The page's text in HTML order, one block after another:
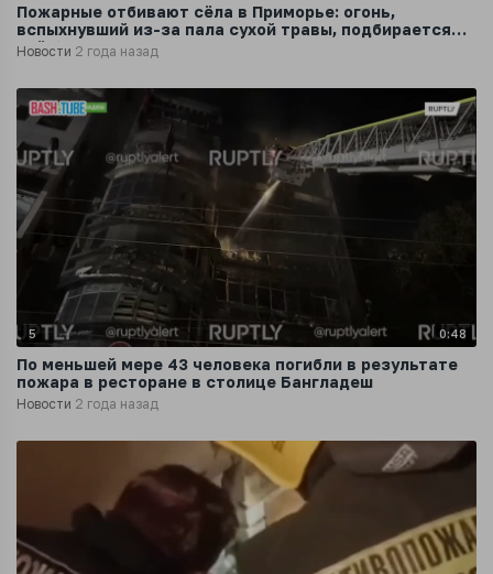
Пожарные отбивают сёла в Приморье: огонь,
вспыхнувший из-за пала сухой травы, подбирается
всё ближе
Новости 2 года назад
5 0:48
По меньшей мере 43 человека погибли в результате
пожара в ресторане в столице Бангладеш
Новости 2 года назад